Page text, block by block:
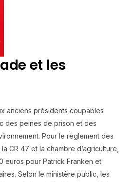
et les
anciens présidents coupables
des peines de prison et des
Pour le règlement des
CR 47 et la chambre d’agriculture,
euros pour Patrick Franken et
Selon le ministère public, les